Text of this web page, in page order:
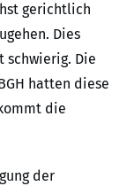
gerichtlich
Dies
schwierig. Die
hatten diese
die
der